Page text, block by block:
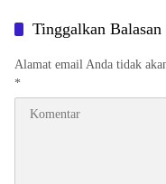
Tinggalkan Balasan
Alamat email Anda tidak
*